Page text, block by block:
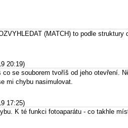
(MATCH) to podle struktury
20:19)
se souborem tvoříš od jeho otevření.
mi chybu nasimulovat.
17:25)
K té funkci fotoaparátu - co takhle